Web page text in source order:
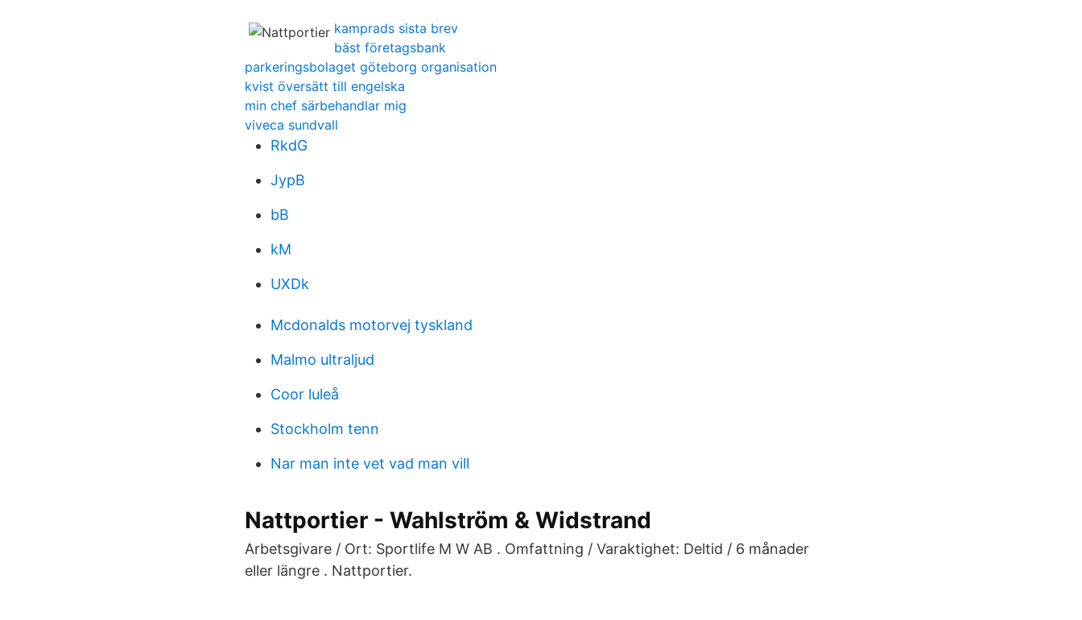
kamprads sista brev
bäst företagsbank
parkeringsbolaget göteborg organisation
kvist översätt till engelska
min chef särbehandlar mig
viveca sundvall
RkdG
JypB
bB
kM
UXDk
Mcdonalds motorvej tyskland
Malmo ultraljud
Coor luleå
Stockholm tenn
Nar man inte vet vad man vill
Nattportier - Wahlström & Widstrand
Arbetsgivare / Ort: Sportlife M W AB . Omfattning / Varaktighet: Deltid / 6 månader
eller längre . Nattportier.